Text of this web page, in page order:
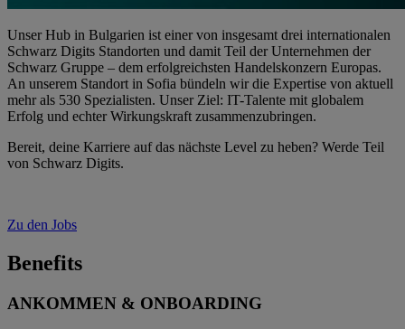
Unser Hub in Bulgarien ist einer von insgesamt drei internationalen
Schwarz Digits Standorten und damit Teil der Unternehmen der
Schwarz Gruppe – dem erfolgreichsten Handelskonzern Europas.
An unserem Standort in Sofia bündeln wir die Expertise von aktuell
mehr als 530 Spezialisten. Unser Ziel: IT-Talente mit globalem
Erfolg und echter Wirkungskraft zusammenzubringen.
Bereit, deine Karriere auf das nächste Level zu heben? Werde Teil
von Schwarz Digits.
Zu den Jobs
Benefits
ANKOMMEN & ONBOARDING